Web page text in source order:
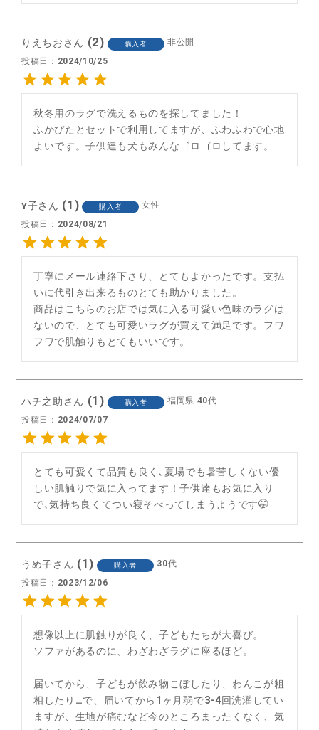
りえちお 2 購入者
非公開
投稿日
2024/10/25
秋冬用のラグで洗えるものを探してました！
ふかぴたとセットで利用してますが、ふわふわで心地
よいです。子供達も犬もみんなゴロゴロしてます。
Y子 1 購入者
女性
投稿日
2024/08/21
丁寧にメール連絡下さり、とてもよかったです。支払
いに代引き出来るものとても助かりました。
商品はこちらのお店では気に入る可愛い色味のラグは
ないので、とても可愛いラグが買えて満足です。フワ
ハチ之助 1 購入者 福岡県 40代
投稿日
2024/07/07
とても可愛くて品質も良く､夏場でも暑苦しくない優
しい肌触りで気に入ってます！子供達もお気に入り
で､気持ち良くてつい寝そべってしまうようです🤭
うめ子 1 購入者
30代
投稿日
2023/12/06
想像以上に肌触りが良く、子どもたちが大喜び。
ソファがあるのに、わざわざラグに座るほど。
届いてから、子どもが飲み物こぼしたり、わんこが粗
相したり…で、届いてから1ヶ月弱で3-4回洗濯してい
ますが、生地が痛むなど今のところまったくなく、気